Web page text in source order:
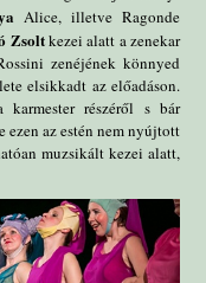
Alice, illetve Ragonde
Zsoltkezei alatt a zenekar
zenéjének könnyed
elsikkadt az előadáson.
részéről s bár
ezen az estén nem nyújtott
muzsikált kezei alatt,